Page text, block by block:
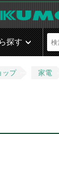
探す
ップ 家電